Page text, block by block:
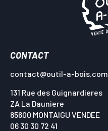
CONTACT
contact@outil-a-bois.com
131 Rue des Guignardieres
ZA La Dauniere
85600 MONTAIGU VENDEE
06 30 30 72 41